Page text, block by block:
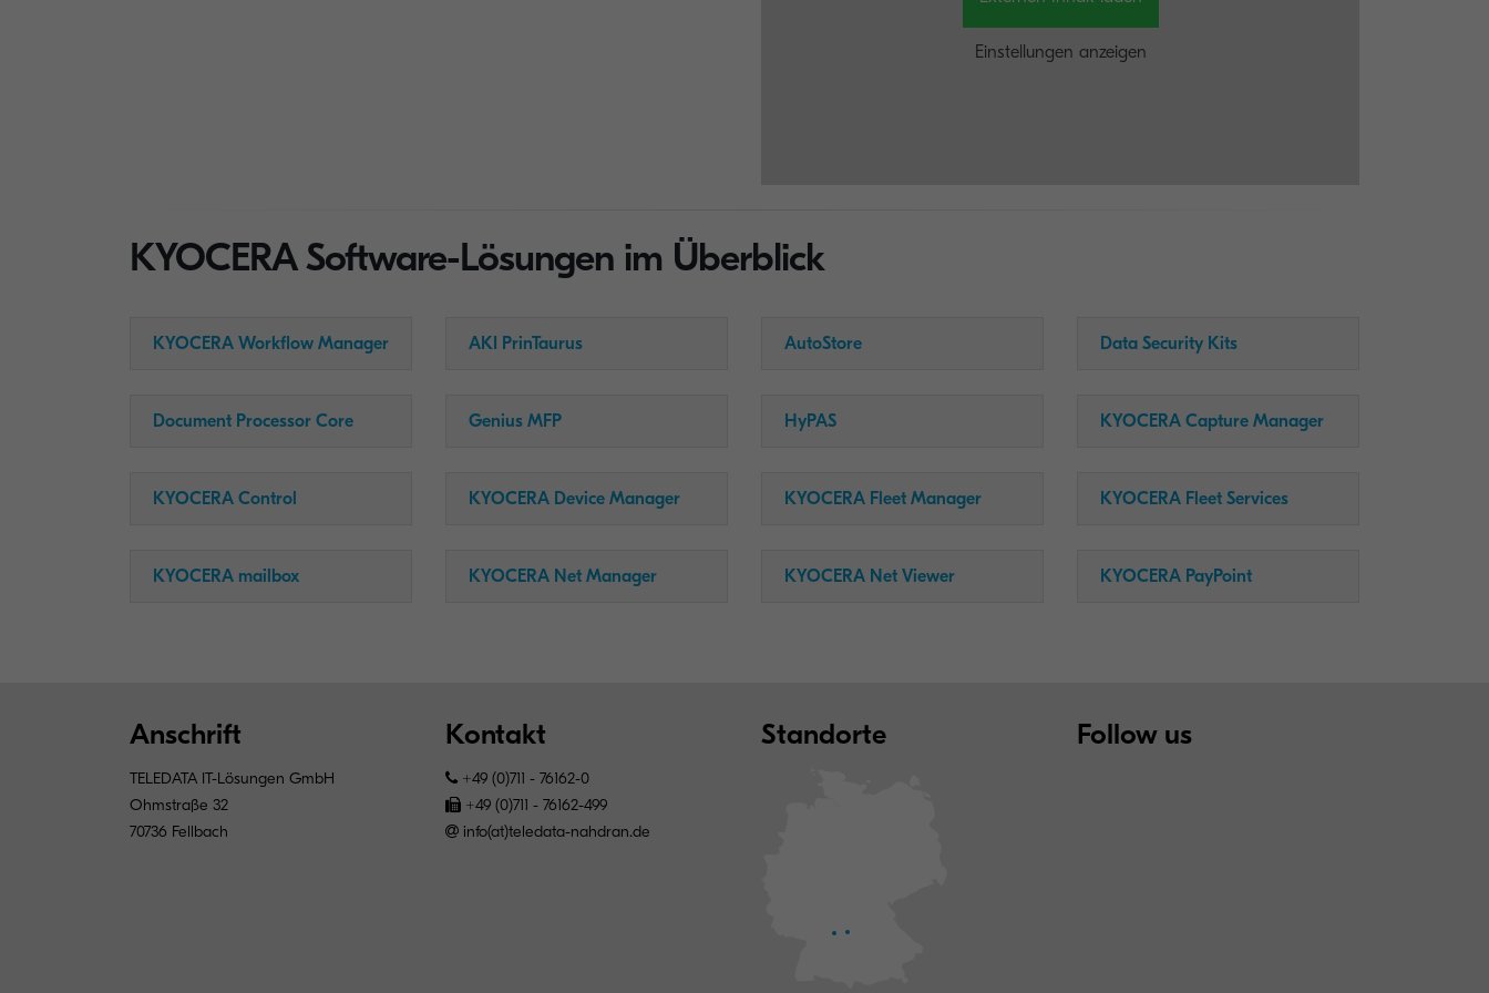
Einstellungen anzeigen
KYOCERA Software-Lösungen im Überblick
KYOCERA Workflow Manager AKI PrinTaurus AutoStore Data Security Kits
Document Processor Core Genius MFP HyPAS KYOCERA Capture Manager
KYOCERA Control KYOCERA Device Manager KYOCERA Fleet Manager KYOCERA Fleet Services
KYOCERA mailbox KYOCERA Net Manager KYOCERA Net Viewer KYOCERA PayPoint
Anschrift
TELEDATA IT-Lösungen GmbH
Ohmstraße 32
70736 Fellbach
Kontakt
+49 (0)711 - 76162-0
+49 (0)711 - 76162-499
info(at)teledata-nahdran.de
Standorte Follow us